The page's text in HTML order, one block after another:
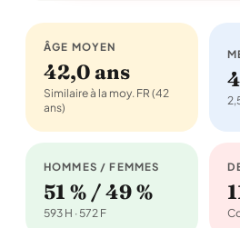
ÂGE MOYEN
42,0 ans
Similaire à la moy. FR (42
ans)
HOMMES / FEMMES
51 % / 49 %
593 H · 572 F